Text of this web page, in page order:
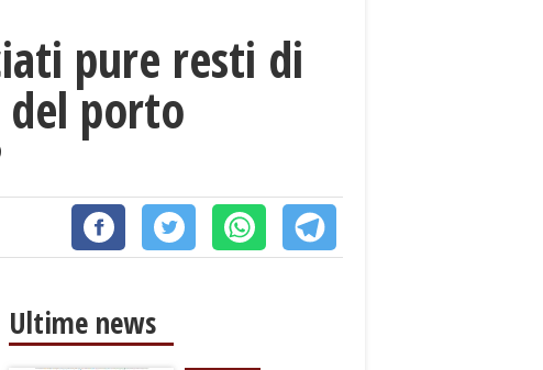
pure resti di
porto
Ultime news